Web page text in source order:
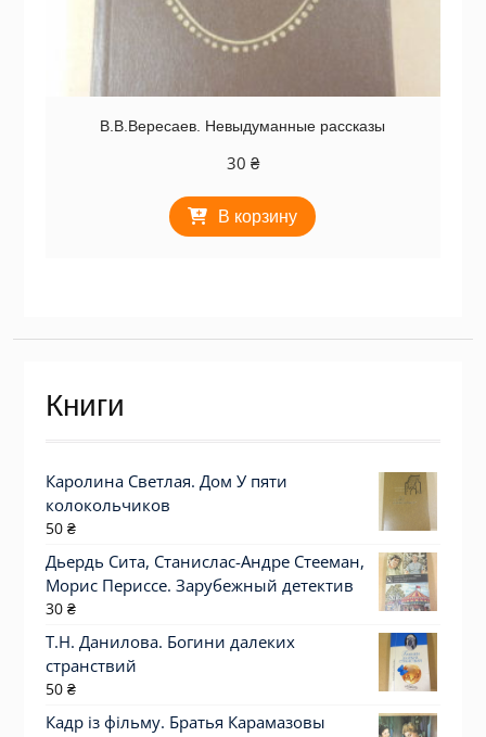
В.В.Вересаев. Невыдуманные рассказы
30 ₴
В корзину
Книги
Каролина Светлая. Дом У пяти
колокольчиков
50 ₴
Дьердь Сита, Станислас-Андре Стееман,
Морис Периссе. Зарубежный детектив
30 ₴
Т.Н. Данилова. Богини далеких
странствий
50 ₴
Кадр із фільму. Братья Карамазовы